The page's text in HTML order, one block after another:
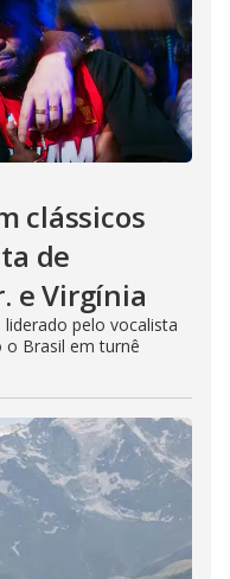
clássicos
de
e Virgínia
pelo vocalista
o Brasil em turnê